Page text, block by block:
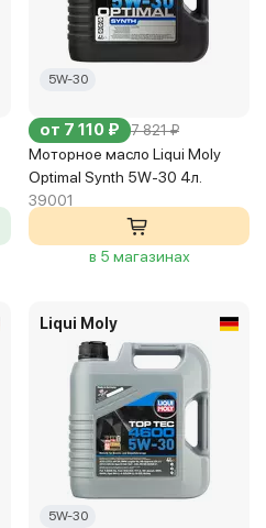
5W-30
от 7 110 ₽ 7 821 ₽
Моторное масло Liqui Moly
Optimal Synth 5W-30 4л.
39001
в 5 магазинах
Liqui Moly
5W-30